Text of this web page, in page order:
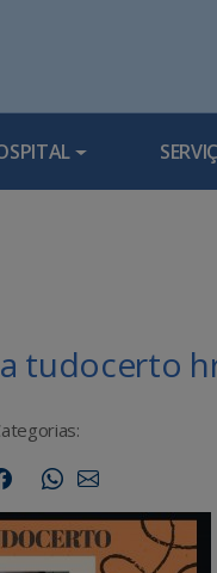
tudocerto